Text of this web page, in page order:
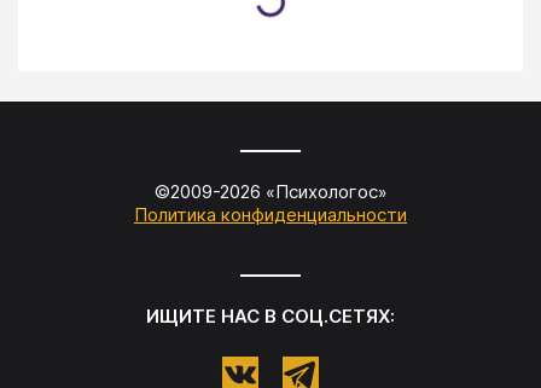
©2009-2026 «Психологос»
Политика конфиденциальности
ИЩИТЕ НАС В СОЦ.СЕТЯХ: